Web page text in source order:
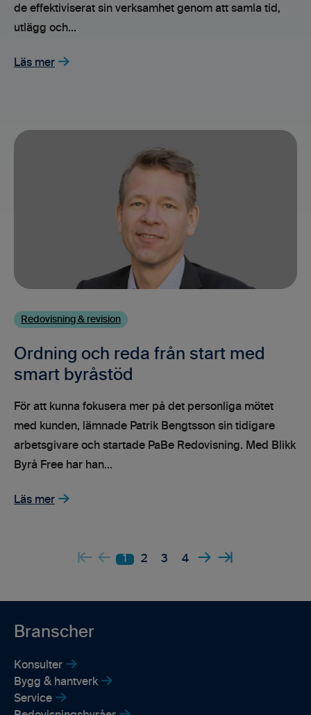
de effektiviserat sin verksamhet genom att samla tid,
utlägg och...
Läs mer
Redovisning & revision
Ordning och reda från start med
smart byråstöd
För att kunna fokusera mer på det personliga mötet
med kunden, lämnade Patrik Bengtsson sin tidigare
arbetsgivare och startade PaBe Redovisning. Med Blikk
Byrå Free har han...
Läs mer
1 2 3 4
Branscher
Konsulter
Bygg & hantverk
Service